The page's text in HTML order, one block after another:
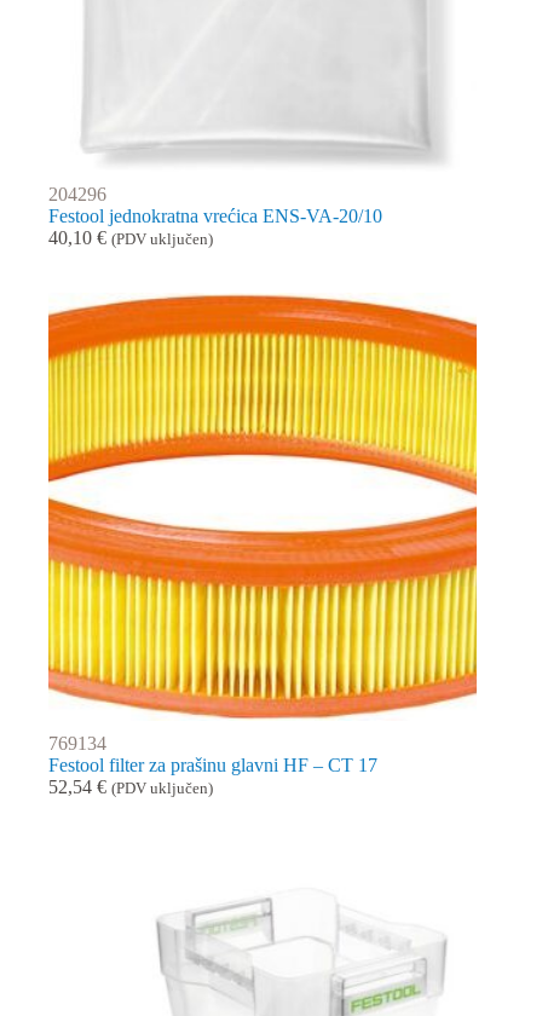
204296
Festool jednokratna vrećica ENS-VA-20/10
40,10 € (PDV uključen)
769134
Festool filter za prašinu glavni HF – CT 17
52,54 € (PDV uključen)